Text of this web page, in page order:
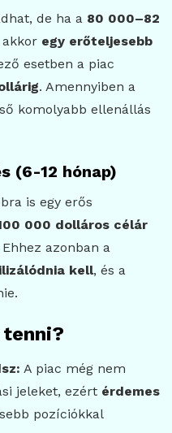
de ha a 80 000–82
egy erőteljesebb
esetben a piac
. Amennyiben a
komolyabb ellenállás
(6-12 hónap)
is egy erős
000 dolláros célár
azonban a
kell, és a
A piac még nem
jeleket, ezért érdemes
pozíciókkal